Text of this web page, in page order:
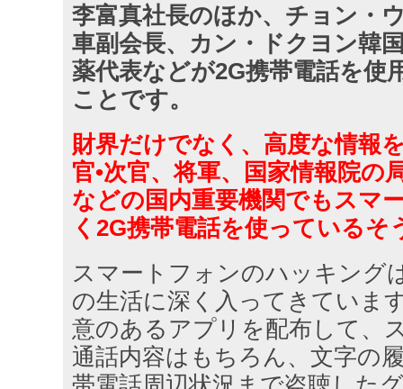
李富真社長のほか、チョン・
車副会長、カン・ドクヨン韓
薬代表などが2G携帯電話を使
ことです。
財界だけでなく、高度な情報
官•次官、将軍、国家情報院の
などの国内重要機関でもスマ
く2G携帯電話を使っているそ
スマートフォンのハッキング
の生活に深く入ってきていま
意のあるアプリを配布して、
通話内容はもちろん、文字の